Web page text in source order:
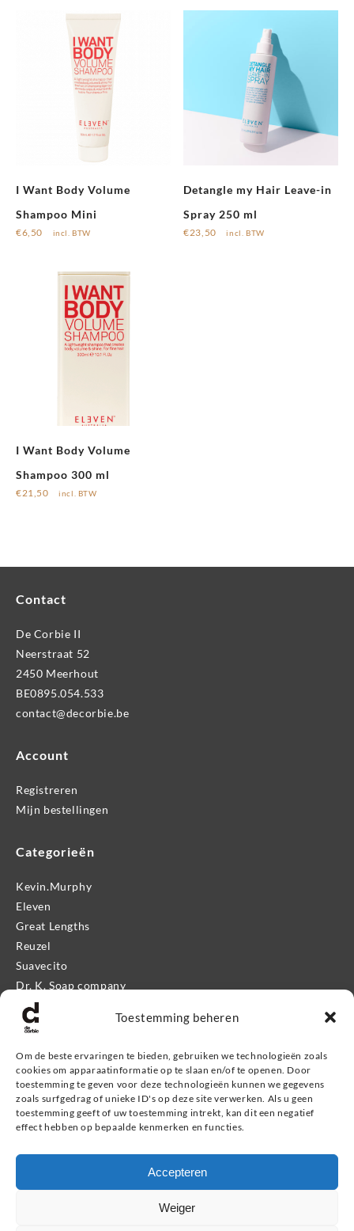
Toestemming beheren
Om de beste ervaringen te bieden, gebruiken we technologieën zoals
cookies om apparaatinformatie op te slaan en/of te openen. Door
toestemming te geven voor deze technologieën kunnen we gegevens
zoals surfgedrag of unieke ID's op deze site verwerken. Als u geen
toestemming geeft of uw toestemming intrekt, kan dit een negatief
effect hebben op bepaalde kenmerken en functies.
Accepteren
Weiger
I Want Body Volume
Shampoo Mini
€6,50 incl. BTW
Detangle my Hair Leave-in
Spray 250 ml
€23,50 incl. BTW
I Want Body Volume
Shampoo 300 ml
€21,50 incl. BTW
Contact
De Corbie II
Neerstraat 52
2450 Meerhout
BE0895.054.533
contact@decorbie.be
Account
Registreren
Mijn bestellingen
Categorieën
Kevin.Murphy
Eleven
Great Lengths
Reuzel
Suavecito
Dr. K. Soap company
Mr. Bear Family
Apothecary 87
Kevin.Murphy Men
Eleven Man
Giftshop
Retourneren, ruilen & garantie